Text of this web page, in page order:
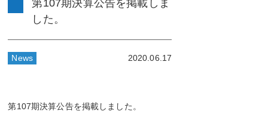
第107期決算公告を掲載しま
した。
News 2020.06.17
第107期決算公告を掲載しました。